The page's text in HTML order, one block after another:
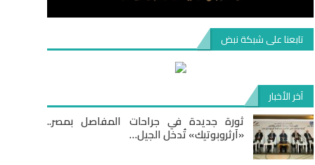
تابعنا على شبكة نبض
آخر الأخبار
ثورة جديدة في جراحات المفاصل بمصر..
«آرثروبوتيك» تُدخل الجيل…